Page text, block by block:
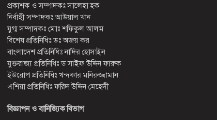
প্রকাশক ও সম্পাদকঃ সালেহা হক
নির্বাহী সম্পাদকঃ আউয়াল খান
যুগ্ম সম্পাদকঃ মোঃ শফিকুল আলম
বিশেষ প্রতিনিধিঃ ডঃ অজয় কর
বাংলাদেশ প্রতিনিধিঃ নাদির হোসাইন
যুক্তরাজ্য প্রতিনিধিঃ ড সাইফ উদ্দিন ফারুক
ইউরোপ প্রতিনিধিঃ খন্দকার মনিরুজ্জামান
এশিয়া প্রতিনিধিঃ ফরিদ উদ্দিন মেহেদী
বিজ্ঞাপন ও বানিজ্যিক বিভাগ